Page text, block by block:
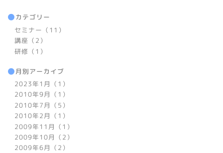
カテゴリー
セミナー（11）
講座（2）
研修（1）
月別アーカイブ
2023年1月（1）
2010年9月（1）
2010年7月（5）
2010年2月（1）
2009年11月（1）
2009年10月（2）
2009年6月（2）